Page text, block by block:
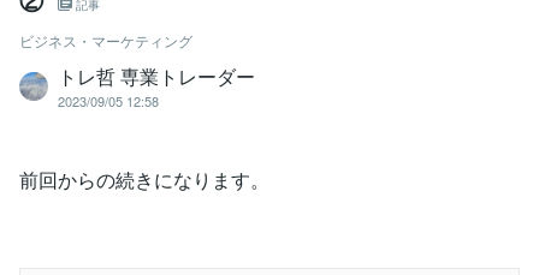
記事
ビジネス・マーケティング
トレ哲 専業トレーダー
2023/09/05 12:58
前回からの続きになります。